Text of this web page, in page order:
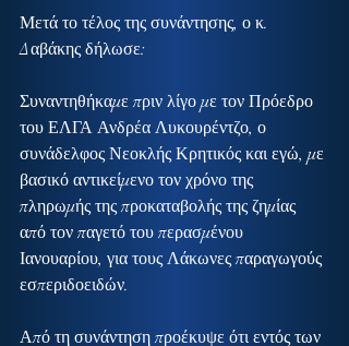
Μετά το τέλος της συνάντησης, ο κ.
Δαβάκης δήλωσε:
Συναντηθήκαμε πριν λίγο με τον Πρόεδρο
του ΕΛΓΑ Ανδρέα Λυκουρέντζο, ο
συνάδελφος Νεοκλής Κρητικός και εγώ, με
βασικό αντικείμενο τον χρόνο της
πληρωμής της προκαταβολής της ζημίας
από τον παγετό του περασμένου
Ιανουαρίου, για τους Λάκωνες παραγωγούς
εσπεριδοειδών.
Από τη συνάντηση προέκυψε ότι εντός των